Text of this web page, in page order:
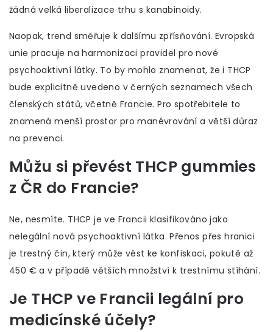
žádná velká liberalizace trhu s kanabinoidy.
Naopak, trend směřuje k dalšímu zpřísňování. Evropská
unie pracuje na harmonizaci pravidel pro nové
psychoaktivní látky. To by mohlo znamenat, že i THCP
bude explicitně uvedeno v černých seznamech všech
členských států, včetně Francie. Pro spotřebitele to
znamená menší prostor pro manévrování a větší důraz
na prevenci.
Můžu si převést THCP gummies
z ČR do Francie?
Ne, nesmíte. THCP je ve Francii klasifikováno jako
nelegální nová psychoaktivní látka. Přenos přes hranici
je trestný čin, který může vést ke konfiskaci, pokutě až
450 € a v případě větších množství k trestnímu stíhání.
Je THCP ve Francii legální pro
medicínské účely?